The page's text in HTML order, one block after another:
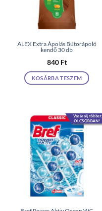
ALEX Extra Ápolás Bútorápoló
kendő 30 db
840 Ft
KOSÁRBA TESZEM
Vásárolj többet
OLCSÓBBAN!